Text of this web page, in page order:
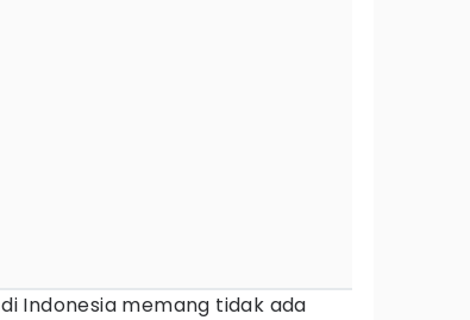
di Indonesia memang tidak ada